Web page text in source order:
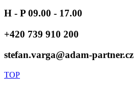
H - P 09.00 - 17.00
+420 739 910 200
stefan.varga@adam-partner.cz
TOP